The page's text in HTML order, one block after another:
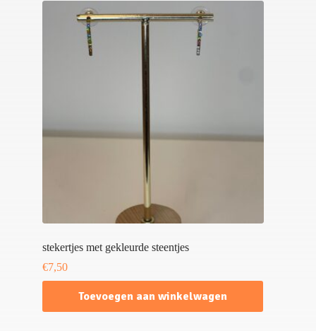
stekertjes met gekleurde steentjes
€7,50
Toevoegen aan winkelwagen